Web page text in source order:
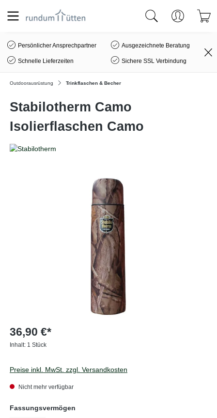
springen
Persönlicher Ansprechpartner Ausgezeichnete Beratung
Schnelle Lieferzeiten Sichere SSL Verbindung
Outdoorausrüstung Trinkflaschen & Becher
Stabilotherm Camo
Isolierflaschen Camo
36,90 €*
Inhalt: 1 Stück
Preise inkl. MwSt. zzgl. Versandkosten
Nicht mehr verfügbar
Fassungsvermögen